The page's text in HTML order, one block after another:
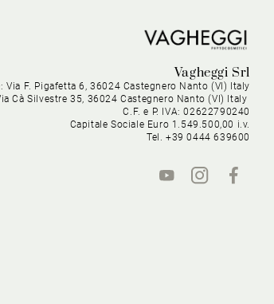
Vagheggi Srl
Via F. Pigafetta 6, 36024 Castegnero Nanto (VI) Italy
Cà Silvestre 35, 36024 Castegnero Nanto (VI) Italy
C.F. e P. IVA: 02622790240
Capitale Sociale Euro 1.549.500,00 i.v.
Tel. +39 0444 639600